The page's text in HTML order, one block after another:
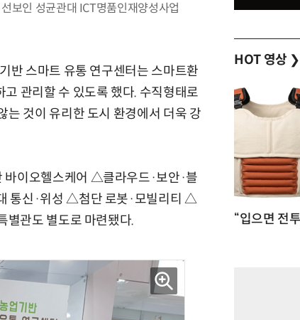
보인 성균관대 ICT명품인재양성사업
반 스마트 유통 연구센터는 스마트환
관리할 수 있도록 했다. 수직형태로
는 것이 유리한 도시 환경에서 더욱 강
이오헬스케어 △클라우드·보안·블
통신·위성 △첨단 로봇·모빌리티 △
별관도 별도로 마련됐다.
HOT 영상 ❯